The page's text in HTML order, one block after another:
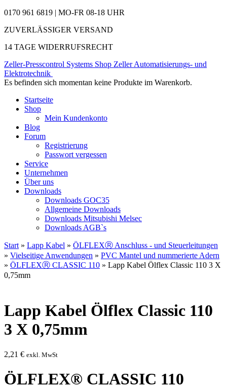
0170 961 6819 | MO-FR 08-18 UHR
ZUVERLÄSSIGER VERSAND
14 TAGE WIDERRUFSRECHT
Zeller-Presscontrol Systems Shop Zeller Automatisierungs- und
Elektrotechnik
Es befinden sich momentan keine Produkte im Warenkorb.
Startseite
Shop
Mein Kundenkonto
Blog
Forum
Registrierung
Passwort vergessen
Service
Unternehmen
Über uns
Downloads
Downloads GOC35
Allgemeine Downloads
Downloads Mitsubishi Melsec
Downloads AGB`s
Start » Lapp Kabel » ÖLFLEXⓇ Anschluss - und Steuerleitungen
» Vielseitige Anwendungen » PVC Mantel und nummerierte Adern
» ÖLFLEXⓇ CLASSIC 110 » Lapp Kabel Ölflex Classic 110 3 X
0,75mm
Lapp Kabel Ölflex Classic 110
3 X 0,75mm
2,21 € exkl. MwSt
ÖLFLEX® CLASSIC 110